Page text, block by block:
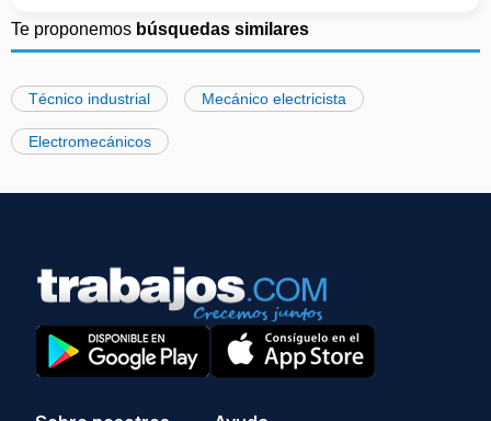
Te proponemos búsquedas similares
Técnico industrial Mecánico electricista
Electromecánicos